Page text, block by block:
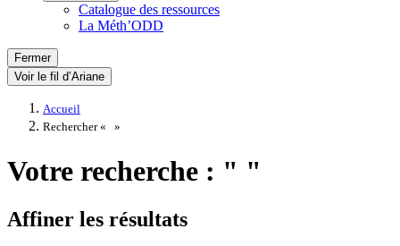
Catalogue des ressources
La Méth’ODD
Fermer
Voir le fil d’Ariane
Accueil
Rechercher «
»
Votre recherche : " "
Affiner les résultats